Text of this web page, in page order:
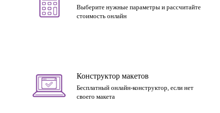
Выберите нужные параметры и рассчитайте
стоимость онлайн
Конструктор макетов
Бесплатный онлайн-конструктор, если нет
своего макета